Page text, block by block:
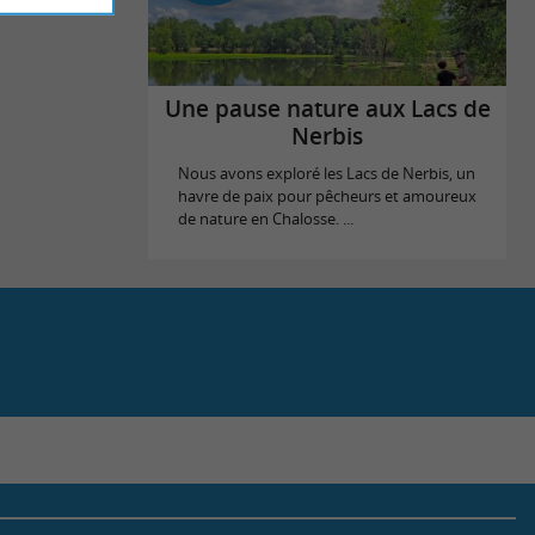
Une pause nature aux Lacs de
Nerbis
Nous avons exploré les Lacs de Nerbis, un
havre de paix pour pêcheurs et amoureux
de nature en Chalosse. ...